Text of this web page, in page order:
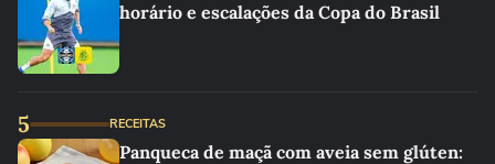
horário e escalações da Copa do Brasil
5 RECEITAS
Panqueca de maçã com aveia sem glúten: